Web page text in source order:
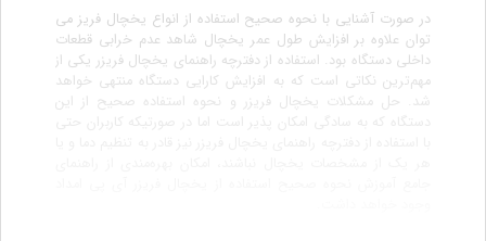
در صورت آشنایی با نحوه صحیح استفاده از انواع یخچال فریز می
توان علاوه بر افزایش طول عمر یخچال شاهد عدم خرابی قطعات
داخلی دستگاه بود. استفاده از دفترچه راهنمای یخچال فریزر یکی از
مهم‌ترین نکاتی است که به افزایش کارایی دستگاه منتهی خواهد
شد. حل مشکلات یخچال فریزر و نحوه استفاده صحیح از این